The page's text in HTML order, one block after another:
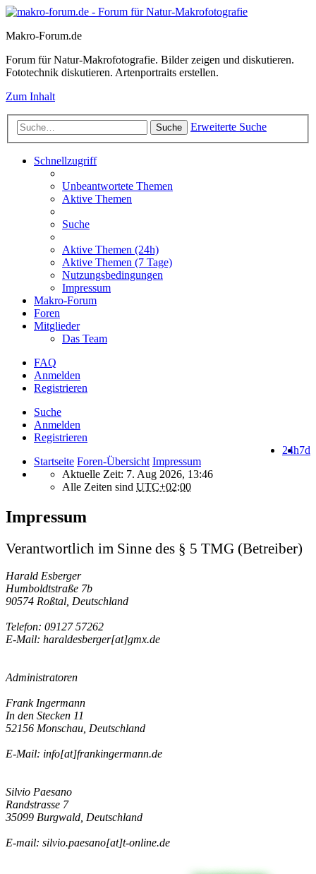
Makro-Forum.de
Forum für Natur-Makrofotografie. Bilder zeigen und diskutieren.
Fototechnik diskutieren. Artenportraits erstellen.
Zum Inhalt
Suche Erweiterte Suche
Schnellzugriff
Unbeantwortete Themen
Aktive Themen
Suche
Aktive Themen (24h)
Aktive Themen (7 Tage)
Nutzungsbedingungen
Impressum
Makro-Forum
Foren
Mitglieder
Das Team
FAQ
Anmelden
Registrieren
Suche
Anmelden
Registrieren
7d
24h
Startseite Foren-Übersicht Impressum
Aktuelle Zeit: 7. Aug 2026, 13:46
Alle Zeiten sind UTC+02:00
Impressum
Verantwortlich im Sinne des § 5 TMG (Betreiber)
Harald Esberger
Humboldtstraße 7b
90574 Roßtal, Deutschland
Telefon: 09127 57262
E-Mail: haraldesberger[at]gmx.de
Administratoren
Frank Ingermann
In den Stecken 11
52156 Monschau, Deutschland
E-Mail: info[at]frankingermann.de
Silvio Paesano
Randstrasse 7
35099 Burgwald, Deutschland
E-mail: silvio.paesano[at]t-online.de